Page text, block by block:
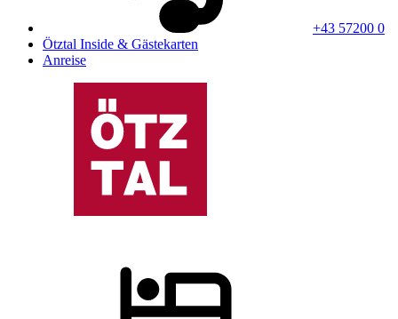
+43 57200 0
Ötztal Inside & Gästekarten
Anreise